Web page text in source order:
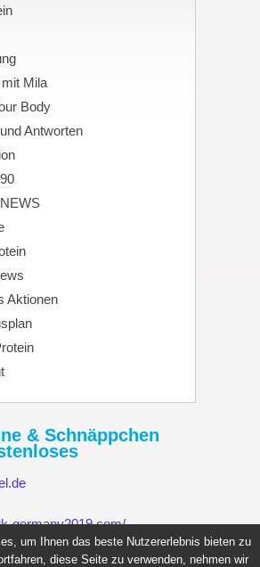
Mila
Body
Antworten
Aktionen
& Schnäppchen
germany2019.com/
um Ihnen das beste Nutzererlebnis bieten zu
diese Seite zu verwenden, nehmen wir